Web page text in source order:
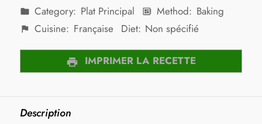
Category: Plat Principal Method: Baking
Cuisine: Française Diet: Non spécifié
IMPRIMER LA RECETTE
Description